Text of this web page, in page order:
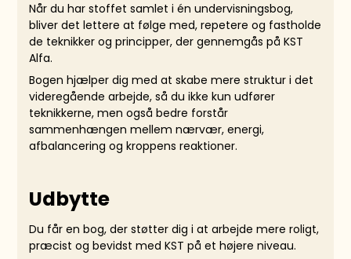
Når du har stoffet samlet i én undervisningsbog,
bliver det lettere at følge med, repetere og fastholde
de teknikker og principper, der gennemgås på KST
Alfa.
Bogen hjælper dig med at skabe mere struktur i det
videregående arbejde, så du ikke kun udfører
teknikkerne, men også bedre forstår
sammenhængen mellem nærvær, energi,
afbalancering og kroppens reaktioner.
Udbytte
Du får en bog, der støtter dig i at arbejde mere roligt,
præcist og bevidst med KST på et højere niveau.